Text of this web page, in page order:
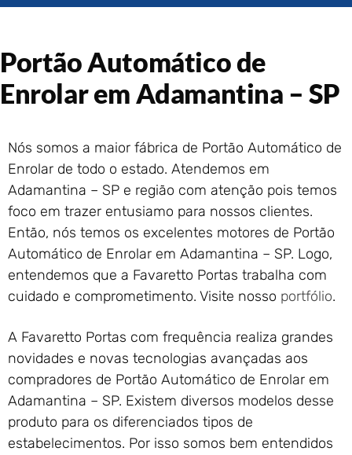
Portão de Garagem de
Portão de Garagem de
Enrolar em Queimados – RJ
Portão de Garagem de
Portão de Garagem de
Portão de Garagem de
Enrolar em Nova Iguaçu – RJ
Portão de Garagem de
Enrolar em Nova Friburgo –
RJ
Portão Automático de
Enrolar em Adamantina – SP
Nós somos a maior fábrica de Portão Automático de
Enrolar de todo o estado. Atendemos em
Adamantina – SP e região com atenção pois temos
foco em trazer entusiamo para nossos clientes.
Então, nós temos os excelentes motores de Portão
Automático de Enrolar em Adamantina – SP. Logo,
entendemos que a Favaretto Portas trabalha com
cuidado e comprometimento. Visite nosso portfólio.
A Favaretto Portas com frequência realiza grandes
novidades e novas tecnologias avançadas aos
compradores de Portão Automático de Enrolar em
Adamantina – SP. Existem diversos modelos desse
produto para os diferenciados tipos de
estabelecimentos. Por isso somos bem entendidos